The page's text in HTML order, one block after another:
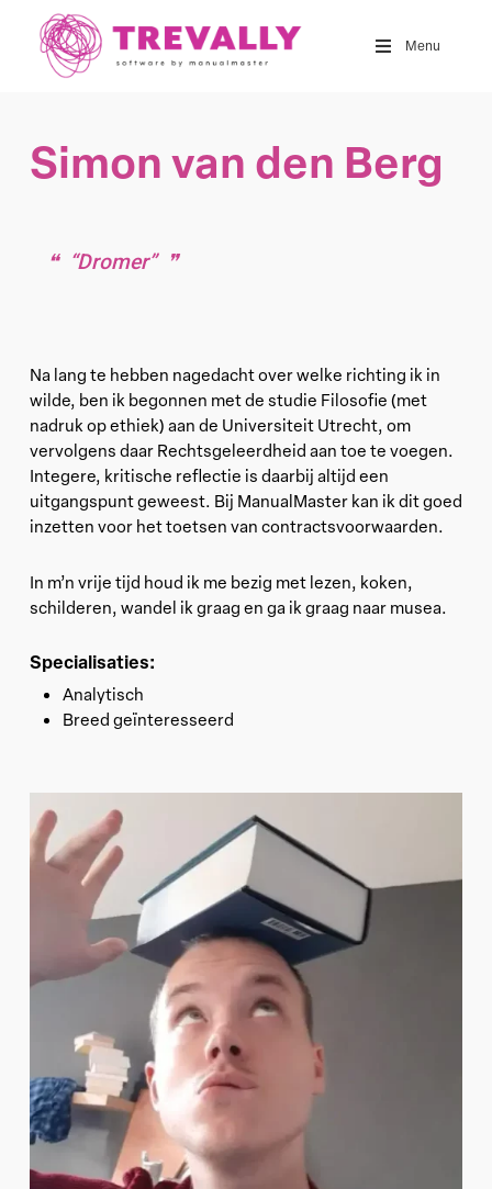
Menu
Simon van den Berg
“Dromer”
Na lang te hebben nagedacht over welke richting ik in
wilde, ben ik begonnen met de studie Filosofie (met
nadruk op ethiek) aan de Universiteit Utrecht, om
vervolgens daar Rechtsgeleerdheid aan toe te voegen.
Integere, kritische reflectie is daarbij altijd een
uitgangspunt geweest. Bij ManualMaster kan ik dit goed
inzetten voor het toetsen van contractsvoorwaarden.
In m’n vrije tijd houd ik me bezig met lezen, koken,
schilderen, wandel ik graag en ga ik graag naar musea.
Specialisaties:
Analytisch
Breed geïnteresseerd